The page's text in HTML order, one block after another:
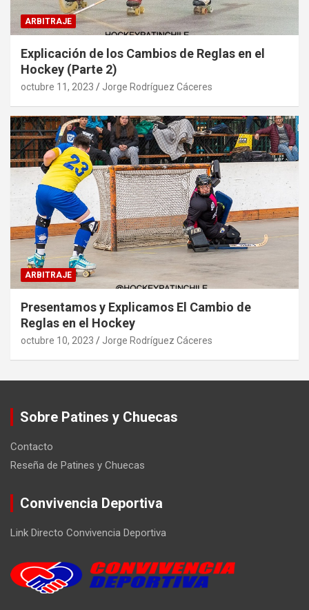
ARBITRAJE
Explicación de los Cambios de Reglas en el
Hockey (Parte 2)
octubre 11, 2023 Jorge Rodríguez Cáceres
ARBITRAJE
Presentamos y Explicamos El Cambio de
Reglas en el Hockey
octubre 10, 2023 Jorge Rodríguez Cáceres
Sobre Patines y Chuecas
Contacto
Reseña de Patines y Chuecas
Convivencia Deportiva
Link Directo Convivencia Deportiva